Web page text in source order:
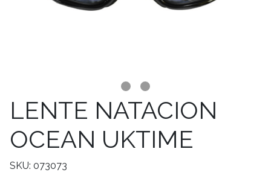
LENTE NATACION
OCEAN UKTIME
SKU: 073073